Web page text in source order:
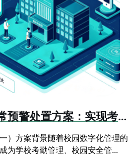
校园打卡系统异常预警处置方案：实现考勤运维全流程管控
）方案背景随着校园数字化管理的
为学校考勤管理、校园安全管...